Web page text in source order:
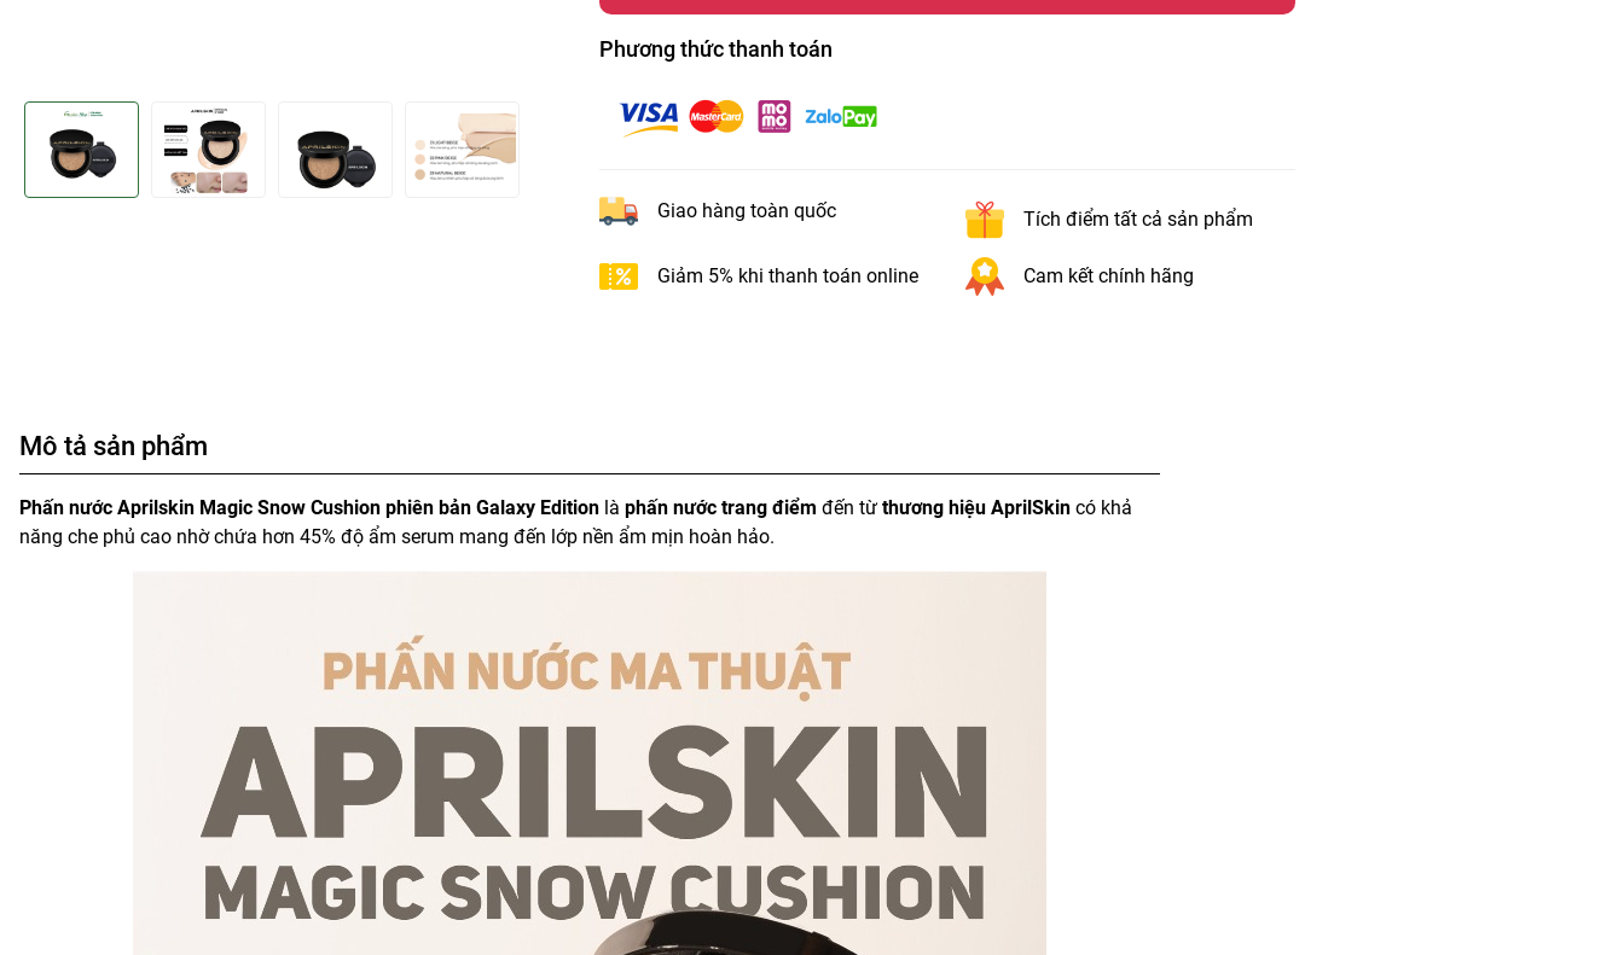
Phương thức thanh toán
Giao hàng toàn quốc Tích điểm tất cả sản phẩm
Giảm 5% khi thanh toán online Cam kết chính hãng
Mô tả sản phẩm
Phấn nước Aprilskin Magic Snow Cushion phiên bản Galaxy Edition là phấn nước trang điểm đến từ thương hiệu AprilSkin có khả
năng che phủ cao nhờ chứa hơn 45% độ ẩm serum mang đến lớp nền ẩm mịn hoàn hảo.